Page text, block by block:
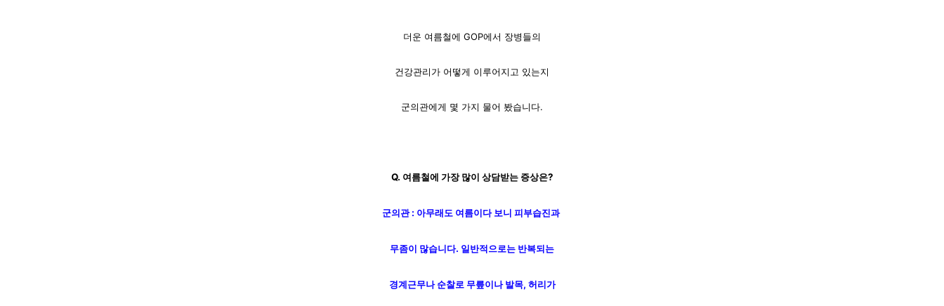
더운 여름철에 GOP에서 장병들의
건강관리가 어떻게 이루어지고 있는지
군의관에게 몇 가지 물어 봤습니다.
Q. 여름철에 가장 많이 상담받는 증상은?
군의관 : 아무래도 여름이다 보니 피부습진과
무좀이 많습니다. 일반적으로는 반복되는
경계근무나 순찰로 무릎이나 발목, 허리가